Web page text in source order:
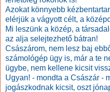
Azokat könnyebb
elérjük a vágyott célt, a
Mi leszünk a közép, a
az alja selejtezhető bátran!
Császárom, nem lesz baj
számológép ügy is, már a te
ügybe, nem kellene kicsit
Ugyan! - mondta a Császár -
jogászkodnak kicsit, oszt